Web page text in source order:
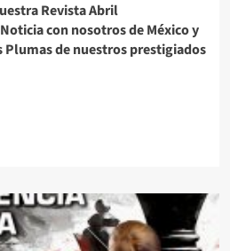
Revista Abril
con nosotros de México y
Plumas de nuestros prestigiados